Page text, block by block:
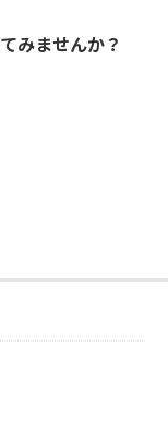
みませんか？